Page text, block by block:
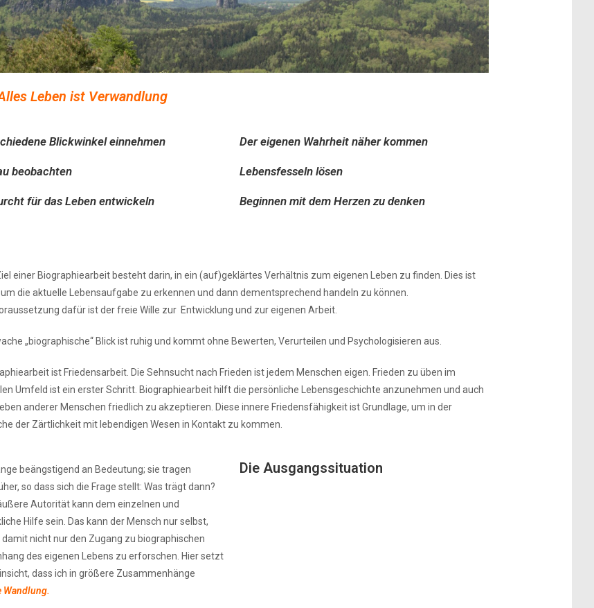
Blickwinkel einnehmen
beobachten
für das Leben entwickeln
Der eigenen Wahrheit näher kommen
Lebensfesseln lösen
Beginnen mit dem Herzen zu denken
einer Biographiearbeit besteht darin, in ein (auf)geklärtes Verhältnis zum eigenen Leben zu finden. Dies ist
die aktuelle Lebensaufgabe zu erkennen und dann dementsprechend handeln zu können.
dafür ist der freie Wille zur Entwicklung und zur eigenen Arbeit.
„biographische“ Blick ist ruhig und kommt ohne Bewerten, Verurteilen und Psychologisieren aus.
ist Friedensarbeit. Die Sehnsucht nach Frieden ist jedem Menschen eigen. Frieden zu üben im
Umfeld ist ein erster Schritt. Biographiearbeit hilft die persönliche Lebensgeschichte anzunehmen und auch
anderer Menschen friedlich zu akzeptieren. Diese innere Friedensfähigkeit ist Grundlage, um in der
der Zärtlichkeit mit lebendigen Wesen in Kontakt zu kommen.
beängstigend an Bedeutung; sie tragen
so dass sich die Frage stellt: Was trägt dann?
Autorität kann dem einzelnen und
Hilfe sein. Das kann der Mensch nur selbst,
nicht nur den Zugang zu biographischen
des eigenen Lebens zu erforschen. Hier setzt
dass ich in größere Zusammenhänge
Wandlung.
Die Ausgangssituation